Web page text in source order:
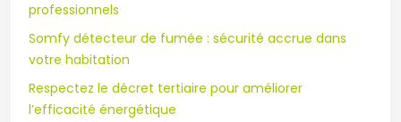
professionnels
Somfy détecteur de fumée : sécurité accrue dans
votre habitation
Respectez le décret tertiaire pour améliorer
l’efficacité énergétique